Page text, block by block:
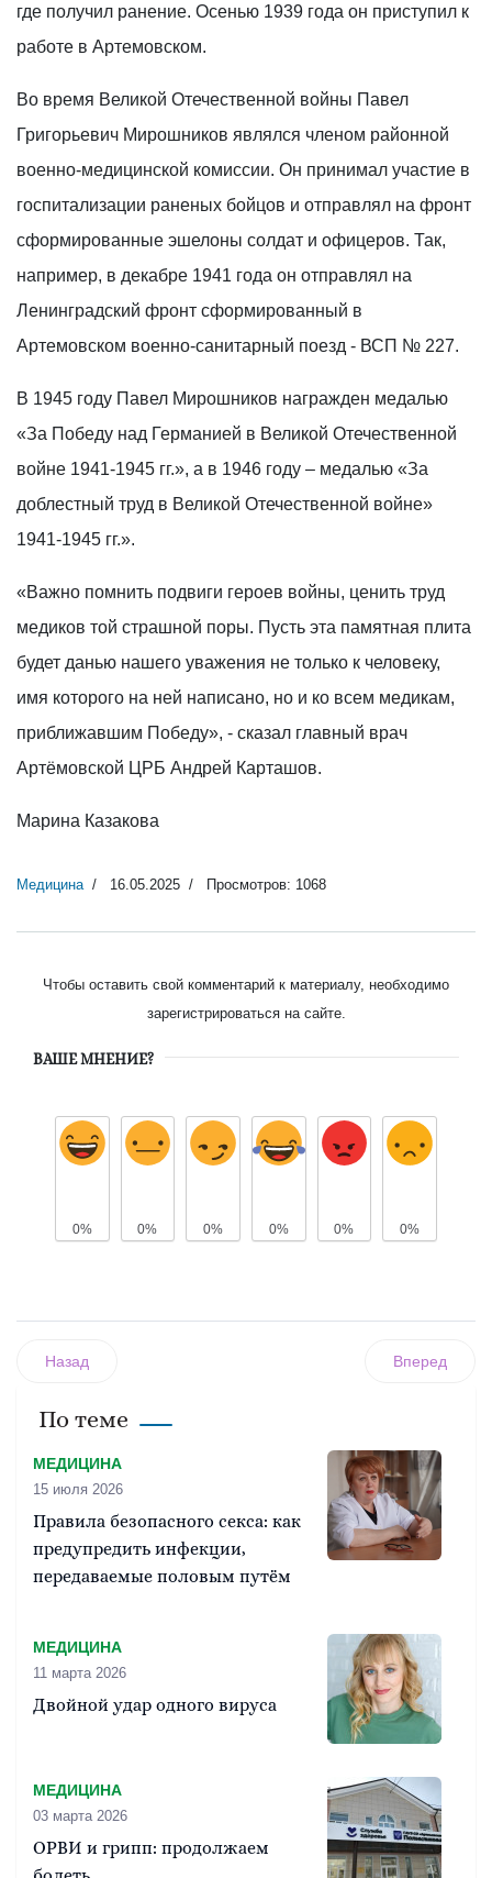
где получил ранение. Осенью 1939 года он приступил к
работе в Артемовском.
Во время Великой Отечественной войны Павел
Григорьевич Мирошников являлся членом районной
военно-медицинской комиссии. Он принимал участие в
госпитализации раненых бойцов и отправлял на фронт
сформированные эшелоны солдат и офицеров. Так,
например, в декабре 1941 года он отправлял на
Ленинградский фронт сформированный в
Артемовском военно-санитарный поезд - ВСП № 227.
В 1945 году Павел Мирошников награжден медалью
«За Победу над Германией в Великой Отечественной
войне 1941-1945 гг.», а в 1946 году – медалью «За
доблестный труд в Великой Отечественной войне»
1941-1945 гг.».
«Важно помнить подвиги героев войны, ценить труд
медиков той страшной поры. Пусть эта памятная плита
будет данью нашего уважения не только к человеку,
имя которого на ней написано, но и ко всем медикам,
приближавшим Победу», - сказал главный врач
Артёмовской ЦРБ Андрей Карташов.
Марина Казакова
Медицина 16.05.2025 Просмотров: 1068
Чтобы оставить свой комментарий к материалу, необходимо
зарегистрироваться на сайте.
ВАШЕ МНЕНИЕ?
0% 0% 0% 0% 0% 0%
Назад Вперед
По теме
МЕДИЦИНА
15 июля 2026
Правила безопасного секса: как
предупредить инфекции,
передаваемые половым путём
МЕДИЦИНА
11 марта 2026
Двойной удар одного вируса
МЕДИЦИНА
03 марта 2026
ОРВИ и грипп: продолжаем